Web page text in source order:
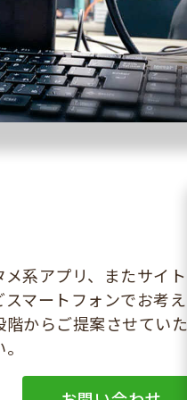
系アプリ、またサイト
マートフォンでお考え
からご提案させていた